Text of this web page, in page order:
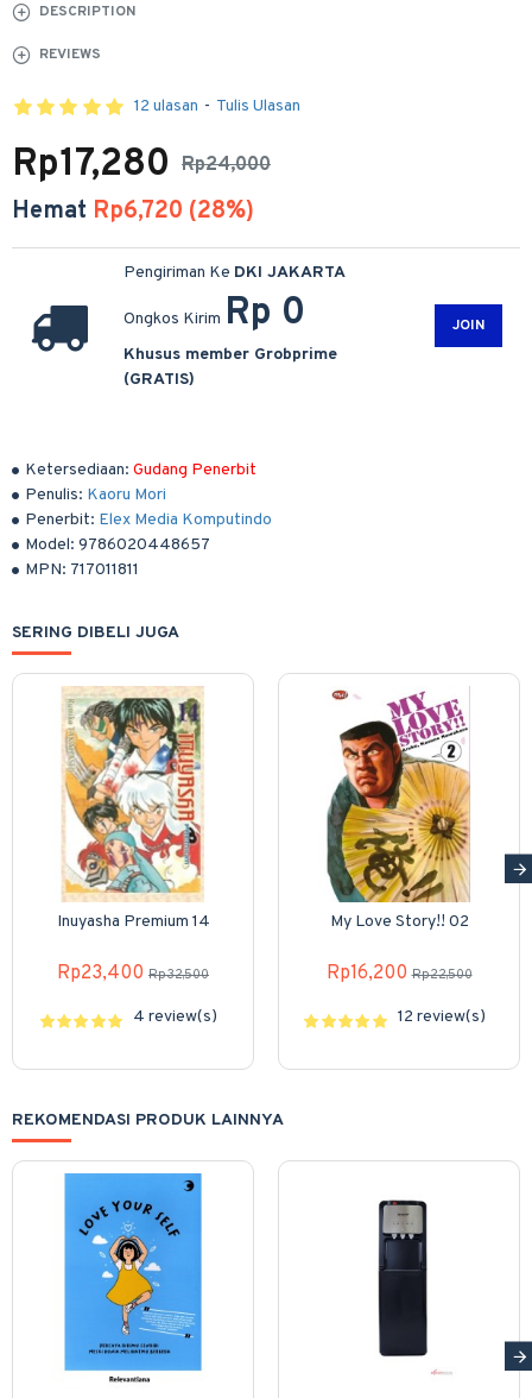
DESCRIPTION
REVIEWS
Ketersediaan: Gudang Penerbit
Penulis: Kaoru Mori
Penerbit: Elex Media Komputindo
Model: 9786020448657
MPN: 717011811
12 ulasan - Tulis Ulasan
Rp24,000
Rp17,280
Hemat Rp6,720 (28%)
Pengiriman Ke DKI JAKARTA
Ongkos Kirim Rp 0
Khusus member Grobprime
(GRATIS)
JOIN
SERING DIBELI JUGA
Inuyasha Premium 14
Rp23,400 Rp32,500
4 review(s)
My Love Story!! 02
Rp16,200 Rp22,500
12 review(s)
REKOMENDASI PRODUK LAINNYA